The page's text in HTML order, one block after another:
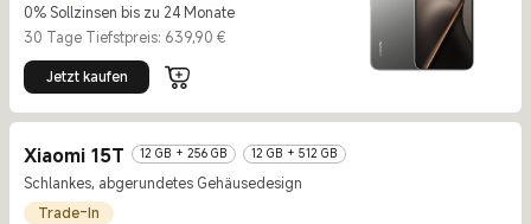
0% Sollzinsen bis zu 24 Monate
30 Tage Tiefstpreis: 639,90 €
Jetzt kaufen
Xiaomi 15T 12 GB + 256 GB 12 GB + 512 GB
Schlankes, abgerundetes Gehäusedesign
Trade-In